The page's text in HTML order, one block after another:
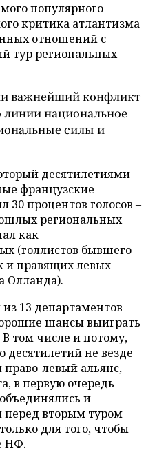
популярного
критика атлантизма
отношений с
тур региональных
важнейший конфликт
линии национальное
силы и
десятилетиями
французские
процентов голосов –
региональных
как
(голлистов бывшего
и правящих левых
Олланда).
13 департаментов
шансы выиграть
В том числе и потому,
десятилетий не везде
левый альянс,
в первую очередь
и
перед вторым туром
для того, чтобы
НФ.